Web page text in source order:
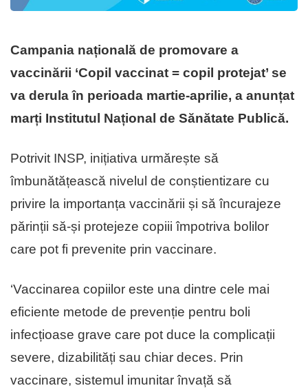
Campania națională de promovare a
vaccinării ‘Copil vaccinat = copil protejat’ se
va derula în perioada martie-aprilie, a anunțat
marți Institutul Național de Sănătate Publică.
Potrivit INSP, inițiativa urmărește să
îmbunătățească nivelul de conștientizare cu
privire la importanța vaccinării și să încurajeze
părinții să-și protejeze copiii împotriva bolilor
care pot fi prevenite prin vaccinare.
‘Vaccinarea copiilor este una dintre cele mai
eficiente metode de prevenție pentru boli
infecțioase grave care pot duce la complicații
severe, dizabilități sau chiar deces. Prin
vaccinare, sistemul imunitar învață să